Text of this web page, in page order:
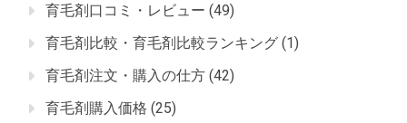
育毛剤口コミ・レビュー (49)
育毛剤比較・育毛剤比較ランキング (1)
育毛剤注文・購入の仕方 (42)
育毛剤購入価格 (25)